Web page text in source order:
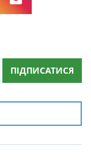
ПІДПИСАТИСЯ